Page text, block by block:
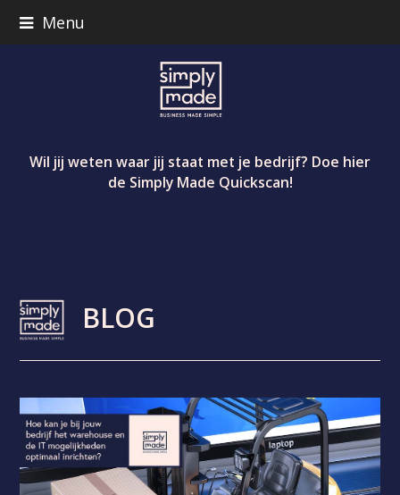
Menu
Wil jij weten waar jij staat met je bedrijf? Doe hier
de Simply Made Quickscan!
BLOG